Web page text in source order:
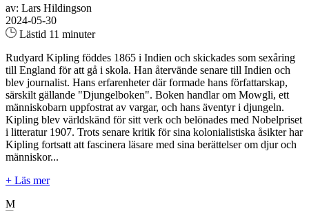
av: Lars Hildingson
2024-05-30
Lästid 11 minuter
Rudyard Kipling föddes 1865 i Indien och skickades som sexåring
till England för att gå i skola. Han återvände senare till Indien och
blev journalist. Hans erfarenheter där formade hans författarskap,
särskilt gällande "Djungelboken". Boken handlar om Mowgli, ett
människobarn uppfostrat av vargar, och hans äventyr i djungeln.
Kipling blev världskänd för sitt verk och belönades med Nobelpriset
i litteratur 1907. Trots senare kritik för sina kolonialistiska åsikter har
Kipling fortsatt att fascinera läsare med sina berättelser om djur och
människor...
+ Läs mer
M